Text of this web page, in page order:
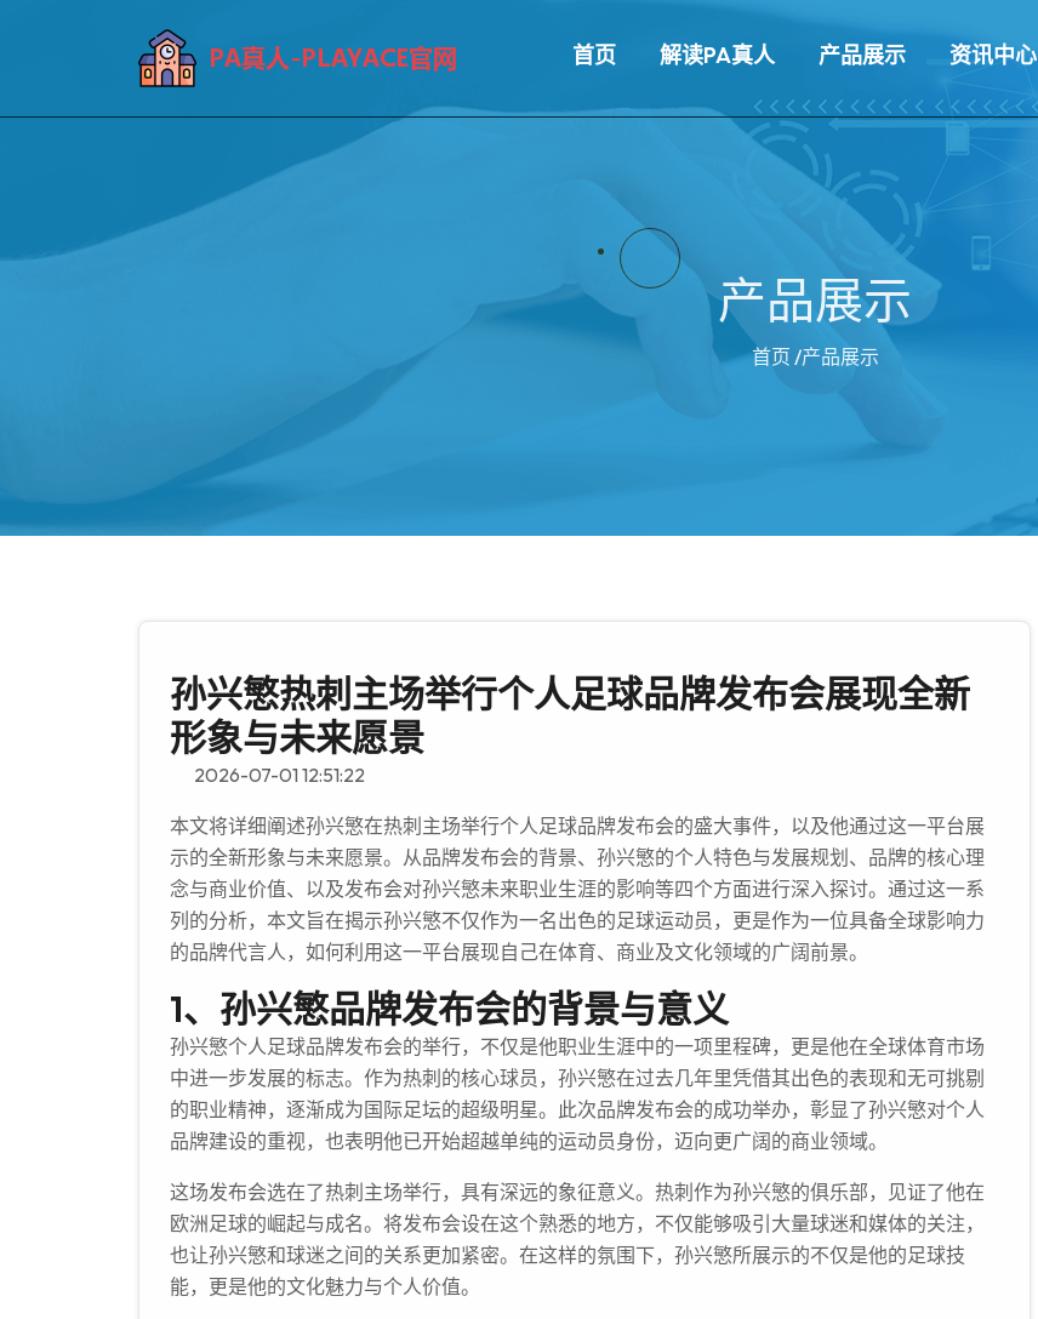
首页 解读PA真人 产品展示 资讯中心
产品展示
首页 /产品展示
孙兴慜热刺主场举行个人足球品牌发布会展现全新
形象与未来愿景
2026-07-01 12:51:22
本文将详细阐述孙兴慜在热刺主场举行个人足球品牌发布会的盛大事件，以及他通过这一平台展
示的全新形象与未来愿景。从品牌发布会的背景、孙兴慜的个人特色与发展规划、品牌的核心理
念与商业价值、以及发布会对孙兴慜未来职业生涯的影响等四个方面进行深入探讨。通过这一系
列的分析，本文旨在揭示孙兴慜不仅作为一名出色的足球运动员，更是作为一位具备全球影响力
的品牌代言人，如何利用这一平台展现自己在体育、商业及文化领域的广阔前景。
1、孙兴慜品牌发布会的背景与意义
孙兴慜个人足球品牌发布会的举行，不仅是他职业生涯中的一项里程碑，更是他在全球体育市场
中进一步发展的标志。作为热刺的核心球员，孙兴慜在过去几年里凭借其出色的表现和无可挑剔
的职业精神，逐渐成为国际足坛的超级明星。此次品牌发布会的成功举办，彰显了孙兴慜对个人
品牌建设的重视，也表明他已开始超越单纯的运动员身份，迈向更广阔的商业领域。
这场发布会选在了热刺主场举行，具有深远的象征意义。热刺作为孙兴慜的俱乐部，见证了他在
欧洲足球的崛起与成名。将发布会设在这个熟悉的地方，不仅能够吸引大量球迷和媒体的关注，
也让孙兴慜和球迷之间的关系更加紧密。在这样的氛围下，孙兴慜所展示的不仅是他的足球技
能，更是他的文化魅力与个人价值。